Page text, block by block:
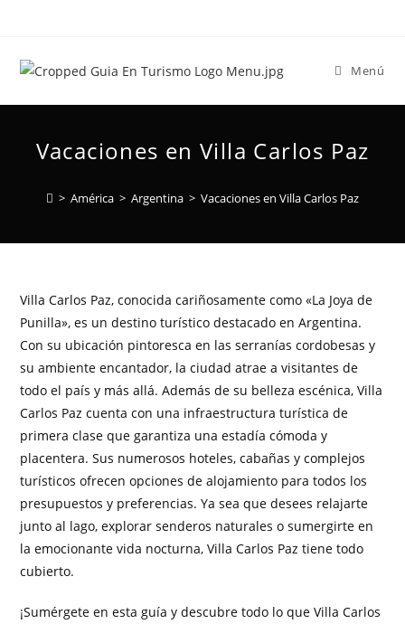
Menú
Vacaciones en Villa Carlos Paz
> América > Argentina > Vacaciones en Villa Carlos Paz
Villa Carlos Paz, conocida cariñosamente como «La Joya de
Punilla», es un destino turístico destacado en Argentina.
Con su ubicación pintoresca en las serranías cordobesas y
su ambiente encantador, la ciudad atrae a visitantes de
todo el país y más allá. Además de su belleza escénica, Villa
Carlos Paz cuenta con una infraestructura turística de
primera clase que garantiza una estadía cómoda y
placentera. Sus numerosos hoteles, cabañas y complejos
turísticos ofrecen opciones de alojamiento para todos los
presupuestos y preferencias. Ya sea que desees relajarte
junto al lago, explorar senderos naturales o sumergirte en
la emocionante vida nocturna, Villa Carlos Paz tiene todo
cubierto.
¡Sumérgete en esta guía y descubre todo lo que Villa Carlos